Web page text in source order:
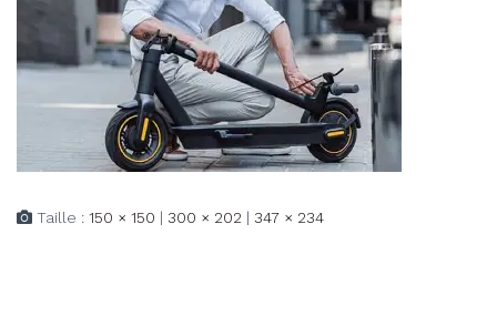
Taille : 150 × 150 | 300 × 202 | 347 × 234